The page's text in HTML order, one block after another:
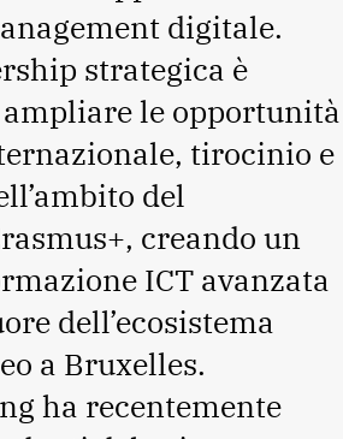
digitale.
strategica è
le opportunità
tirocinio e
del
creando un
ICT avanzata
dell’ecosistema
a Bruxelles.
ha recentemente